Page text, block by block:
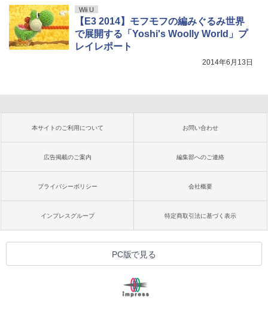
Wii U
【E3 2014】モフモフの編みぐるみ世界
で展開する「Yoshi's Woolly World」プ
レイレポート
2014年6月13日
本サイトのご利用について お問い合わせ
広告掲載のご案内 編集部へのご連絡
プライバシーポリシー 会社概要
インプレスグループ 特定商取引法に基づく表示
PC版で見る